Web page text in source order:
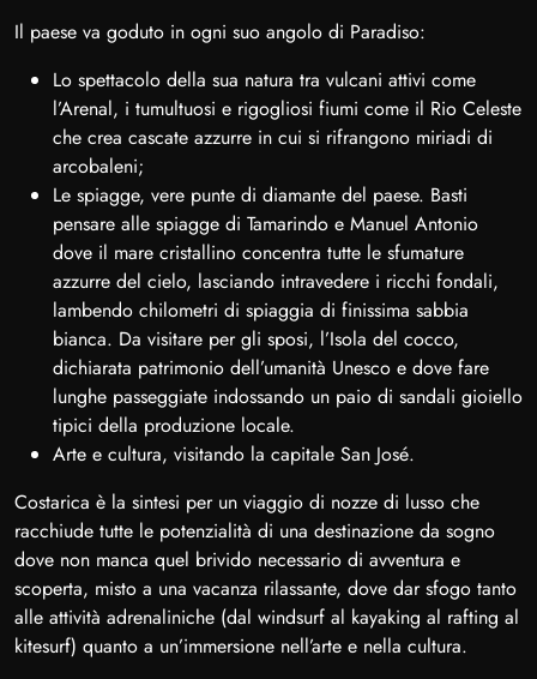
Il paese va goduto in ogni suo angolo di Paradiso:
Lo spettacolo della sua natura tra vulcani attivi come
l’Arenal, i tumultuosi e rigogliosi fiumi come il Rio Celeste
che crea cascate azzurre in cui si rifrangono miriadi di
arcobaleni;
Le spiagge, vere punte di diamante del paese. Basti
pensare alle spiagge di Tamarindo e Manuel Antonio
dove il mare cristallino concentra tutte le sfumature
azzurre del cielo, lasciando intravedere i ricchi fondali,
lambendo chilometri di spiaggia di finissima sabbia
bianca. Da visitare per gli sposi, l’Isola del cocco,
dichiarata patrimonio dell’umanità Unesco e dove fare
lunghe passeggiate indossando un paio di sandali gioiello
tipici della produzione locale.
Arte e cultura, visitando la capitale San José.
Costarica è la sintesi per un viaggio di nozze di lusso che
racchiude tutte le potenzialità di una destinazione da sogno
dove non manca quel brivido necessario di avventura e
scoperta, misto a una vacanza rilassante, dove dar sfogo tanto
alle attività adrenaliniche (dal windsurf al kayaking al rafting al
kitesurf) quanto a un’immersione nell’arte e nella cultura.